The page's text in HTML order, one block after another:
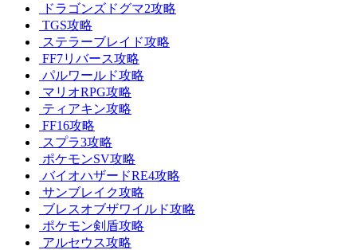
ドラゴンズドグマ2攻略
TGS攻略
ステラーブレイド攻略
FF7リバース攻略
パルワールド攻略
マリオRPG攻略
ティアキン攻略
FF16攻略
スプラ3攻略
ポケモンSV攻略
バイオハザードRE4攻略
サンブレイク攻略
ブレスオブザワイルド攻略
ポケモン剣盾攻略
アルセウス攻略